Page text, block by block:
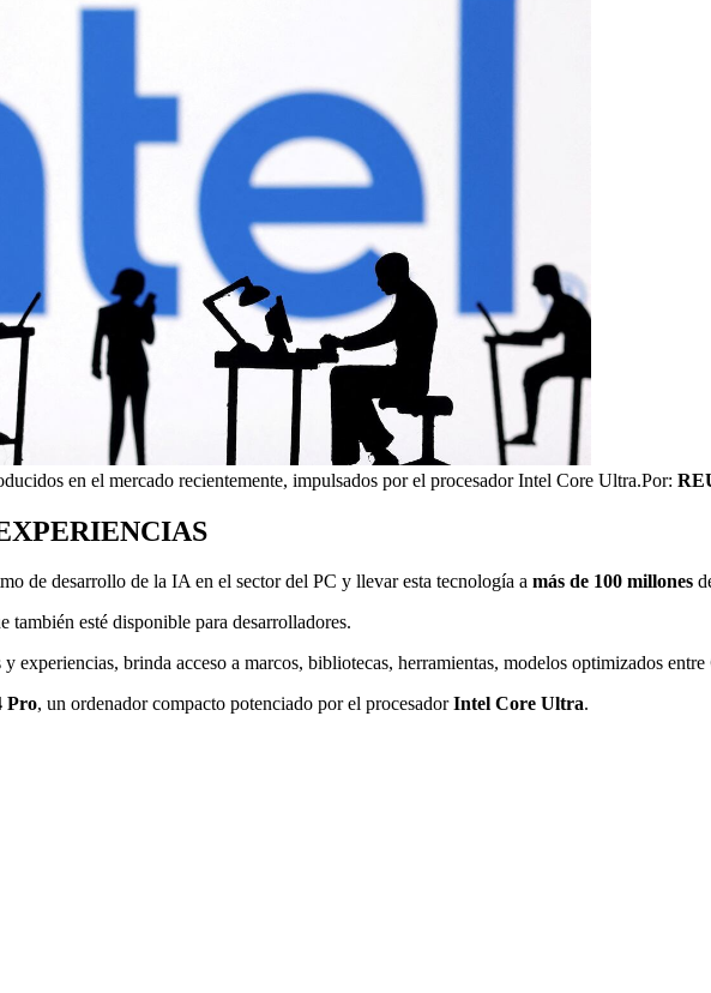
en el mercado recientemente, impulsados por el procesador Intel Core Ultra.Por:
de desarrollo de la IA en el sector del PC y llevar esta tecnología a más de 100 millones
también esté disponible para desarrolladores.
experiencias, brinda acceso a marcos, bibliotecas, herramientas, modelos optimizados entre
Pro, un ordenador compacto potenciado por el procesadorIntel Core Ultra.